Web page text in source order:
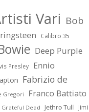
Vari Bob
Calibro 35
Deep Purple
Presley
Ennio
Fabrizio de
Gregori Franco Battiato
Grateful Dead Jethro Tull
Jimi